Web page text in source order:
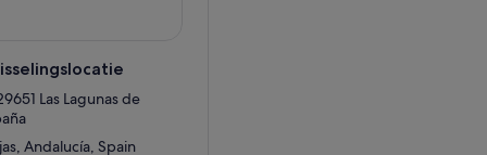
Las Lagunas de
Andalucía, Spain